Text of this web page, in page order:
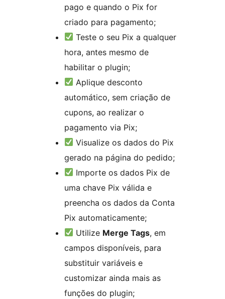
pago e quando o Pix for
criado para pagamento;
Teste o seu Pix a qualquer
hora, antes mesmo de
habilitar o plugin;
Aplique desconto
automático, sem criação de
cupons, ao realizar o
pagamento via Pix;
Visualize os dados do Pix
gerado na página do pedido;
Importe os dados Pix de
uma chave Pix válida e
preencha os dados da Conta
Pix automaticamente;
Utilize Merge Tags, em
campos disponíveis, para
substituir variáveis e
customizar ainda mais as
funções do plugin;